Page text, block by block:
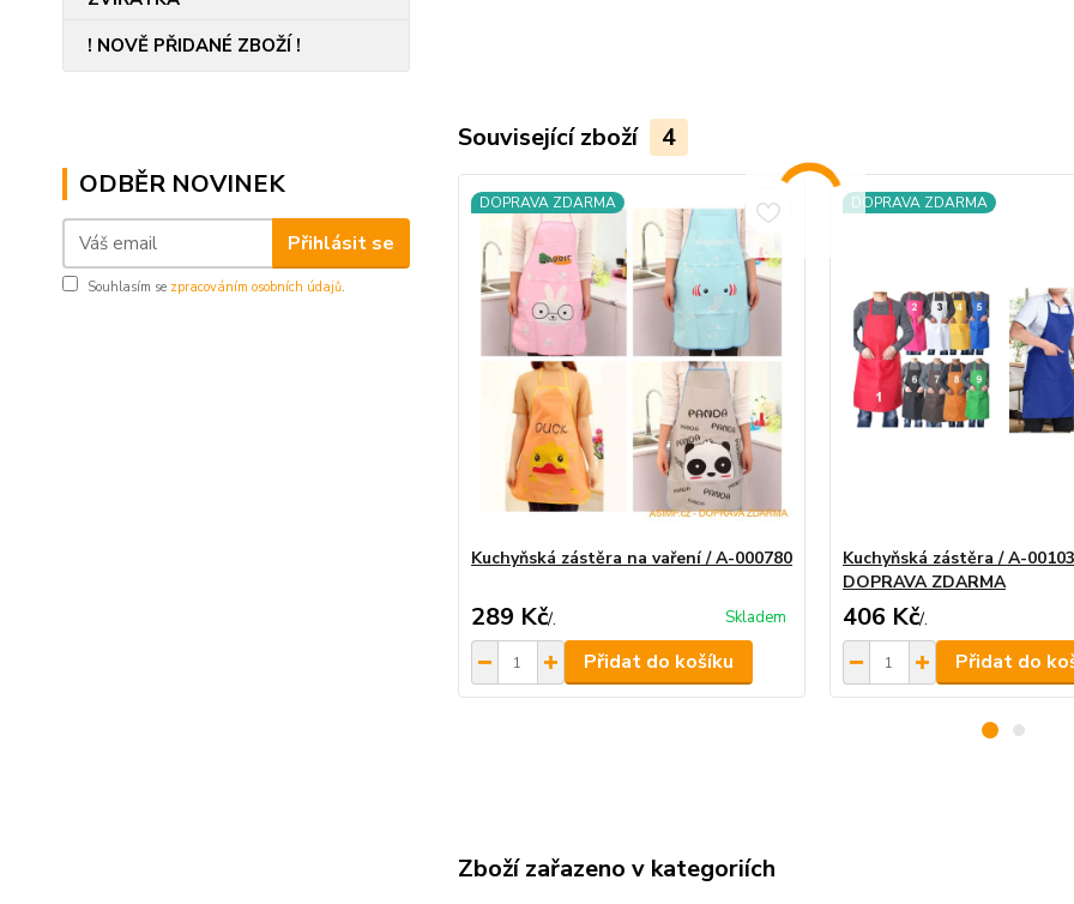
! NOVĚ PŘIDANÉ ZBOŽÍ !
ODBĚR NOVINEK
Přihlásit se
Souhlasím se zpracováním osobních údajů.
Související zboží 4
DOPRAVA ZDARMA
Kuchyňská zástěra na vaření / A-000780
289 Kč/. Skladem
Přidat do košíku
DOPRAVA ZDARMA
Kuchyňská zástěra / A-
DOPRAVA ZDARMA
406 Kč/.
Přidat do
Zboží zařazeno v kategoriích